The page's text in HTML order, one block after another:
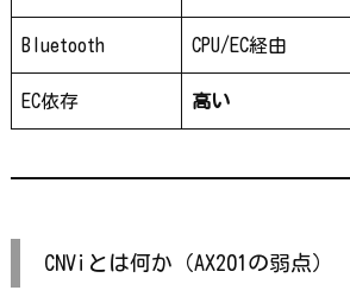
Bluetooth CPU/EC経由
EC依存 高い
CNViとは何か（AX201の弱点）